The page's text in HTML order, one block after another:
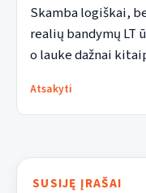
Skamba logiškai,
realių bandymų LT
o lauke dažnai
Atsakyti
SUSIJĘ ĮRAŠAI